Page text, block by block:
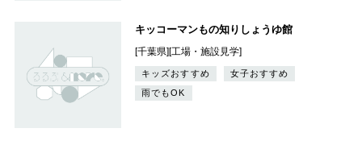
キッコーマンもの知りしょうゆ館
[千葉県][工場・施設見学]
キッズおすすめ
女子おすすめ
雨でもOK